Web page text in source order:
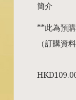
簡介
**此為預
（訂購資